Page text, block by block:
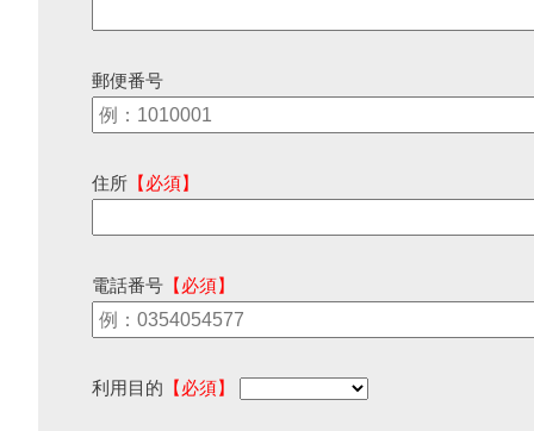
郵便番号
住所 【必須】
電話番号 【必須】
利用目的 【必須】